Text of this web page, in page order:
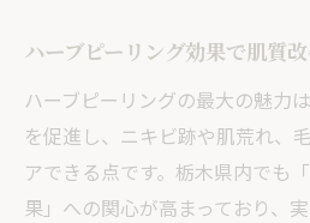
ハーブピーリング効果で肌質
ハーブピーリングの最大の魅力
を促進し、ニキビ跡や肌荒れ、
アできる点です。栃木県内でも
果」への関心が高まっており、